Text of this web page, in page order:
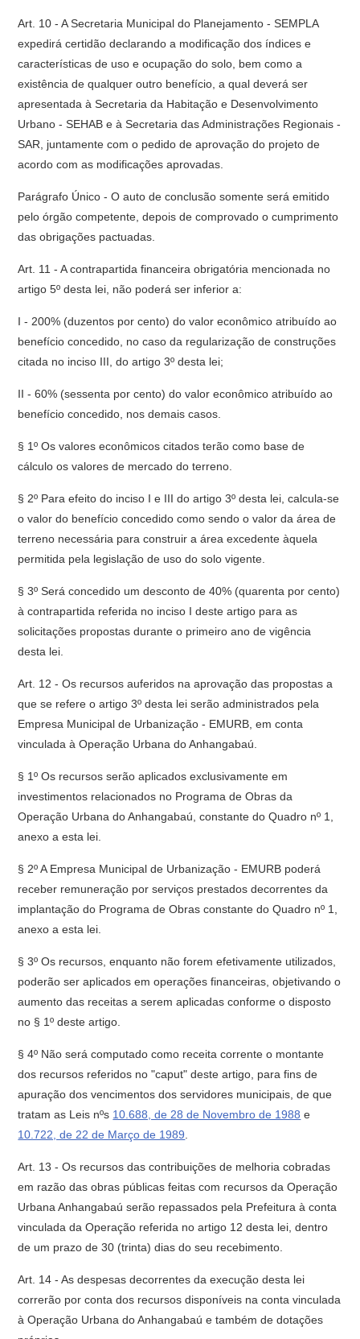
Art. 10 - A Secretaria Municipal do Planejamento - SEMPLA
expedirá certidão declarando a modificação dos índices e
características de uso e ocupação do solo, bem como a
existência de qualquer outro benefício, a qual deverá ser
apresentada à Secretaria da Habitação e Desenvolvimento
Urbano - SEHAB e à Secretaria das Administrações Regionais -
SAR, juntamente com o pedido de aprovação do projeto de
acordo com as modificações aprovadas.
Parágrafo Único - O auto de conclusão somente será emitido
pelo órgão competente, depois de comprovado o cumprimento
das obrigações pactuadas.
Art. 11 - A contrapartida financeira obrigatória mencionada no
artigo 5º desta lei, não poderá ser inferior a:
I - 200% (duzentos por cento) do valor econômico atribuído ao
benefício concedido, no caso da regularização de construções
citada no inciso III, do artigo 3º desta lei;
II - 60% (sessenta por cento) do valor econômico atribuído ao
benefício concedido, nos demais casos.
§ 1º Os valores econômicos citados terão como base de
cálculo os valores de mercado do terreno.
§ 2º Para efeito do inciso I e III do artigo 3º desta lei, calcula-se
o valor do benefício concedido como sendo o valor da área de
terreno necessária para construir a área excedente àquela
permitida pela legislação de uso do solo vigente.
§ 3º Será concedido um desconto de 40% (quarenta por cento)
à contrapartida referida no inciso I deste artigo para as
solicitações propostas durante o primeiro ano de vigência
desta lei.
Art. 12 - Os recursos auferidos na aprovação das propostas a
que se refere o artigo 3º desta lei serão administrados pela
Empresa Municipal de Urbanização - EMURB, em conta
vinculada à Operação Urbana do Anhangabaú.
§ 1º Os recursos serão aplicados exclusivamente em
investimentos relacionados no Programa de Obras da
Operação Urbana do Anhangabaú, constante do Quadro nº 1,
anexo a esta lei.
§ 2º A Empresa Municipal de Urbanização - EMURB poderá
receber remuneração por serviços prestados decorrentes da
implantação do Programa de Obras constante do Quadro nº 1,
anexo a esta lei.
§ 3º Os recursos, enquanto não forem efetivamente utilizados,
poderão ser aplicados em operações financeiras, objetivando o
aumento das receitas a serem aplicadas conforme o disposto
no § 1º deste artigo.
§ 4º Não será computado como receita corrente o montante
dos recursos referidos no "caput" deste artigo, para fins de
apuração dos vencimentos dos servidores municipais, de que
tratam as Leis nºs 10.688, de 28 de Novembro de 1988 e
10.722, de 22 de Março de 1989
Art. 13 - Os recursos das contribuições de melhoria cobradas
em razão das obras públicas feitas com recursos da Operação
Urbana Anhangabaú serão repassados pela Prefeitura à conta
vinculada da Operação referida no artigo 12 desta lei, dentro
de um prazo de 30 (trinta) dias do seu recebimento.
Art. 14 - As despesas decorrentes da execução desta lei
correrão por conta dos recursos disponíveis na conta vinculada
à Operação Urbana do Anhangabaú e também de dotações